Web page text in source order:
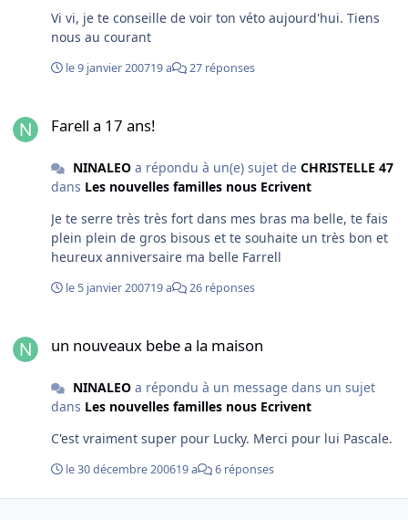
Vi vi, je te conseille de voir ton véto aujourd'hui. Tiens
nous au courant
le 9 janvier 200719 a 27 réponses
Farell a 17 ans!
NINALEOa répondu à un(e) sujet de CHRISTELLE 47
dans Les nouvelles familles nous Ecrivent
Je te serre très très fort dans mes bras ma belle, te fais
plein plein de gros bisous et te souhaite un très bon et
heureux anniversaire ma belle Farrell
le 5 janvier 200719 a 26 réponses
un nouveaux bebe a la maison
NINALEOa répondu à un message dans un sujet
dans Les nouvelles familles nous Ecrivent
C'est vraiment super pour Lucky. Merci pour lui Pascale.
le 30 décembre 200619 a 6 réponses